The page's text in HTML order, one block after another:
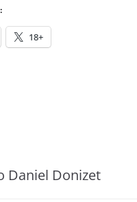
18+
Daniel Donizet